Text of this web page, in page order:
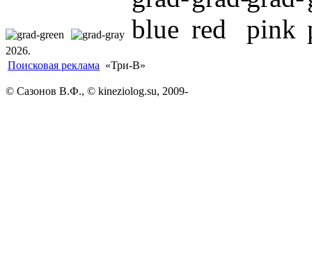
2026.
Поисковая реклама «Три-В»
© Сазонов В.Ф., © kineziolog.su, 2009-